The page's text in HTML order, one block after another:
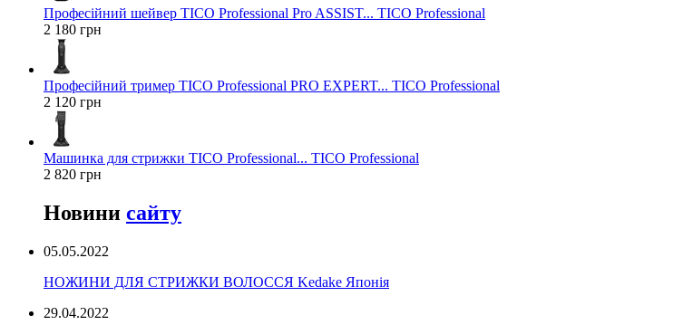
Професійний шейвер TICO Professional Pro ASSIST... TICO Professional
2 180 грн
Професійний тример TICO Professional PRO EXPERT... TICO Professional
2 120 грн
Машинка для стрижки TICO Professional... TICO Professional
2 820 грн
Новини сайту
05.05.2022
НОЖИНИ ДЛЯ СТРИЖКИ ВОЛОССЯ Kedake Японія
29.04.2022